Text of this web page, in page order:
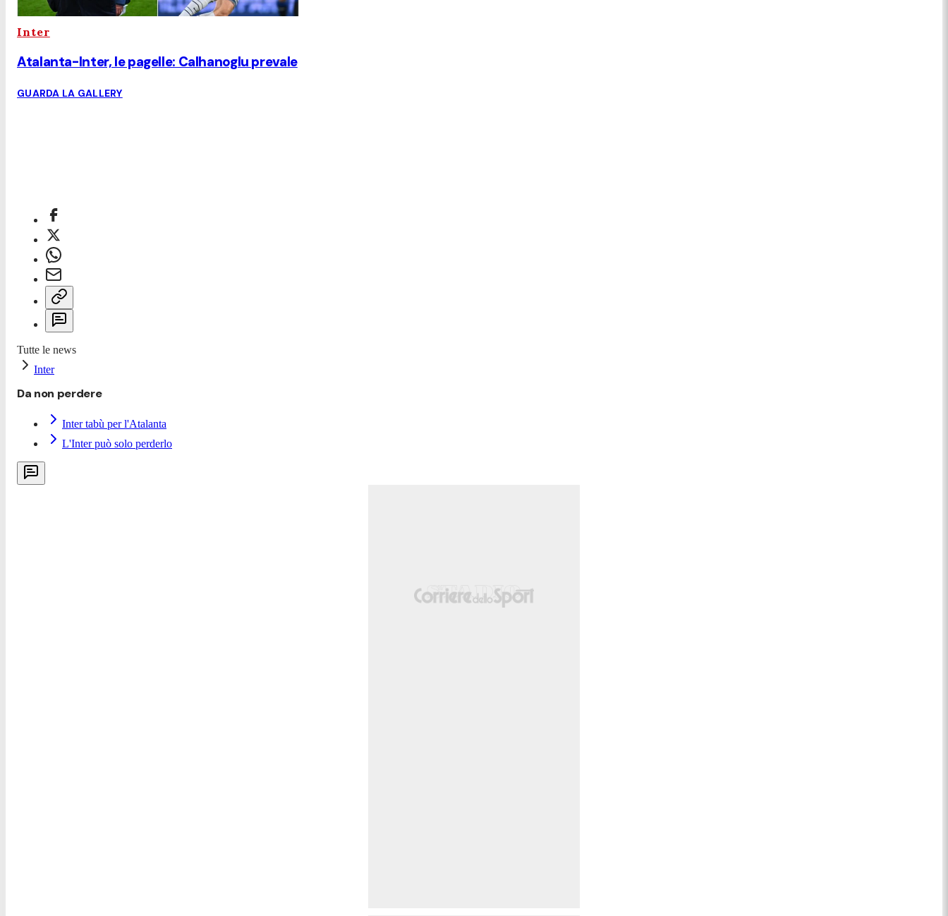
Inter
Atalanta-Inter, le pagelle: Calhanoglu prevale
GUARDA LA GALLERY
Tutte le news
Inter
Da non perdere
Inter tabù per l'Atalanta
L'Inter può solo perderlo